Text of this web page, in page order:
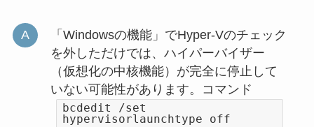
「Windowsの機能」でHyper-Vのチェック
を外しただけでは、ハイパーバイザー
（仮想化の中核機能）が完全に停止して
いない可能性があります。コマンド
bcdedit /set
hypervisorlaunchtype off